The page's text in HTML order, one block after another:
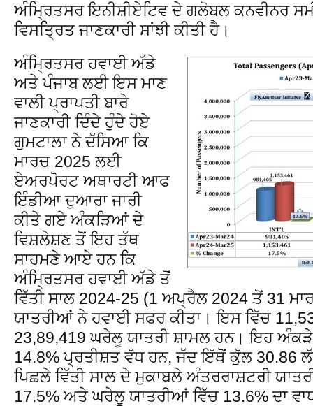
ਅੰਮ੍ਰਿਤਸਰ ਇਨੀਸ਼ੀਏਟਿਵ ਦੇ ਗਲੋਬਲ ਕਨਵੀਨਰ
ਵਿਸਤ੍ਰਿਤ ਜਾਣਕਾਰੀ ਸਾਂਝੀ ਕੀਤੀ ਹੈ।
ਅੰਮ੍ਰਿਤਸਰ ਹਵਾਈ ਅੱਡੇ
ਅਤੇ ਪੰਜਾਬ ਲਈ ਇਸ ਮਾਣ
ਵਾਲੀ ਪ੍ਰਾਪਤੀ ਬਾਰੇ
ਜਾਣਕਾਰੀ ਦਿੰਦੇ ਹੁੰਦੇ ਹੋਏ
ਗੁਮਟਾਲਾ ਨੇ ਦੱਸਿਆ ਕਿ
ਮਾਰਚ 2025 ਲਈ
ਏਅਰਪੋਰਟ ਅਥਾਰਟੀ ਆਫ
ਇੰਡੀਆ ਦੁਆਰਾ ਜਾਰੀ
ਕੀਤੇ ਗਏ ਅੰਕੜਿਆਂ ਦੇ
ਵਿਸ਼ਲੇਸ਼ਣ ਤੋਂ ਇਹ ਤੱਥ
ਸਾਹਮਣੇ ਆਏ ਹਨ ਕਿ
ਅੰਮ੍ਰਿਤਸਰ ਹਵਾਈ ਅੱਡੇ ਤੋਂ
ਵਿੱਤੀ ਸਾਲ 2024-25 (1 ਅਪ੍ਰੈਲ 2024 ਤੋਂ 31
ਯਾਤਰੀਆਂ ਨੇ ਹਵਾਈ ਸਫਰ ਕੀਤਾ। ਇਸ ਵਿੱਚ
23,89,419 ਘਰੇਲੂ ਯਾਤਰੀ ਸ਼ਾਮਲ ਹਨ। ਇਹ ਅੰਕੜੇ
14.8% ਪ੍ਰਤੀਸ਼ਤ ਵੱਧ ਹਨ, ਜੱਦ ਇੱਥੋਂ ਕੁੱਲ 30.86
ਪਿਛਲੇ ਵਿੱਤੀ ਸਾਲ ਦੇ ਮੁਕਾਬਲੇ ਅੰਤਰਰਾਸ਼ਟਰੀ
17.5% ਅਤੇ ਘਰੇਲੂ ਯਾਤਰੀਆਂ ਵਿੱਚ 13.6% ਦਾ